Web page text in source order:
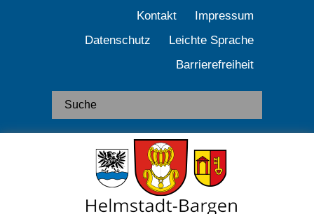
Kontakt
Impressum
Datenschutz
Leichte Sprache
Barrierefreiheit